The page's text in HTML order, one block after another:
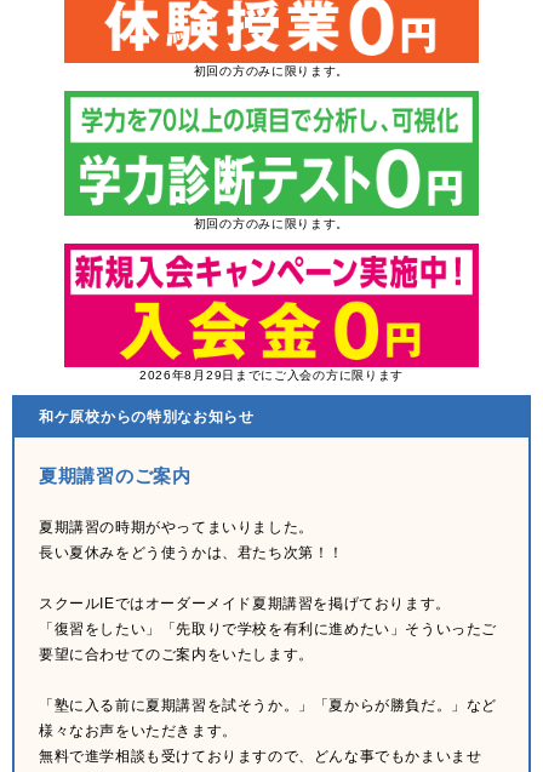
初回の方のみに限ります。
初回の方のみに限ります。
2026年8月29日までにご入会の方に限ります
和ケ原校からの特別なお知らせ
夏期講習のご案内
夏期講習の時期がやってまいりました。
長い夏休みをどう使うかは、君たち次第！！
スクールIEではオーダーメイド夏期講習を掲げております。
「復習をしたい」「先取りで学校を有利に進めたい」そういったご
要望に合わせてのご案内をいたします。
「塾に入る前に夏期講習を試そうか。」「夏からが勝負だ。」など
様々なお声をいただきます。
無料で進学相談も受けておりますので、どんな事でもかまいませ